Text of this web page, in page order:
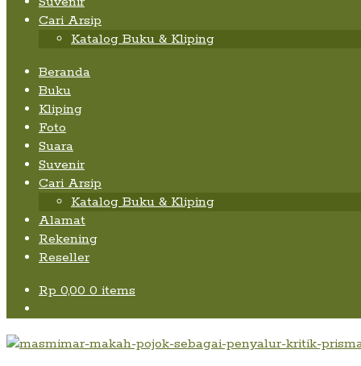
Cari Arsip
Katalog Buku & Kliping
Beranda
Buku
Kliping
Foto
Suara
Suvenir
Cari Arsip
Katalog Buku & Kliping
Alamat
Rekening
Reseller
Rp 0,00 0 items